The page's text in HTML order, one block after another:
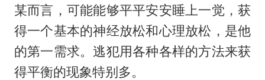
某而言，可能能够平平安安睡上一觉，获
得一个基本的神经放松和心理放松，是他
的第一需求。逃犯用各种各样的方法来获
得平衡的现象特别多。